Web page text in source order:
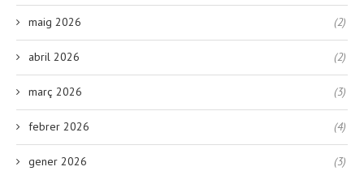
maig 2026 (2)
abril 2026 (2)
març 2026 (3)
febrer 2026 (4)
gener 2026 (3)